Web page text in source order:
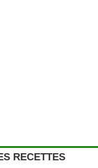
RECETTES